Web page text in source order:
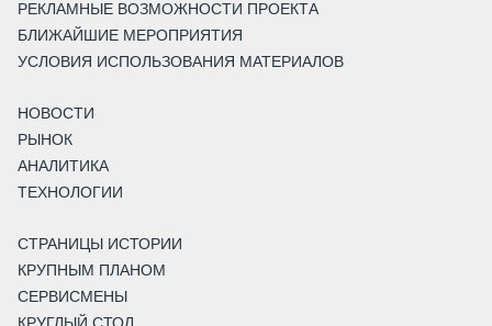
РЕКЛАМНЫЕ ВОЗМОЖНОСТИ ПРОЕКТА
БЛИЖАЙШИЕ МЕРОПРИЯТИЯ
УСЛОВИЯ ИСПОЛЬЗОВАНИЯ МАТЕРИАЛОВ
НОВОСТИ
РЫНОК
АНАЛИТИКА
ТЕХНОЛОГИИ
СТРАНИЦЫ ИСТОРИИ
КРУПНЫМ ПЛАНОМ
СЕРВИСМЕНЫ